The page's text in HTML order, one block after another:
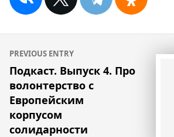
Навигация
по
записям
PREVIOUS ENTRY
Подкаст. Выпуск 4. Про
волонтерство с
Европейским
корпусом
солидарности